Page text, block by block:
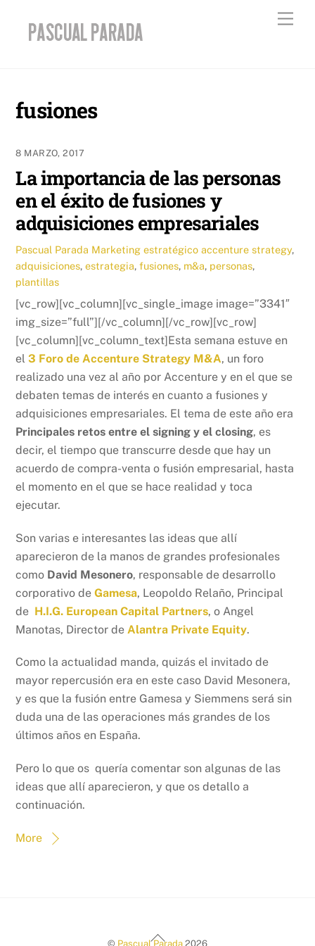
content
fusiones
8 MARZO, 2017
La importancia de las personas
en el éxito de fusiones y
adquisiciones empresariales
Pascual Parada Marketing estratégico accenture strategy,
adquisiciones,estrategia,fusiones, m&a, personas,
plantillas
[vc_row][vc_column][vc_single_image image=”3341″
img_size=”full”][/vc_column][/vc_row][vc_row]
[vc_column][vc_column_text]Esta semana estuve en
el3 Foro de Accenture Strategy M&A, un foro
realizado una vez al año por Accenture y en el que se
debaten temas de interés en cuanto a fusiones y
adquisiciones empresariales. El tema de este año era
Principales retos entre el signing y el closing, es
decir, el tiempo que transcurre desde que hay un
acuerdo de compra-venta o fusión empresarial, hasta
el momento en el que se hace realidad y toca
ejecutar.
Son varias e interesantes las ideas que allí
aparecieron de la manos de grandes profesionales
como David Mesonero, responsable de desarrollo
corporativo deGamesa, Leopoldo Relaño, Principal
de H.I.G. European Capital Partners, o Angel
Manotas, Director de Alantra Private Equity.
Como la actualidad manda, quizás el invitado de
mayor repercusión era en este caso David Mesonera,
y es que la fusión entre Gamesa y Siemmens será sin
duda una de las operaciones más grandes de los
últimos años en España.
Pero lo que os quería comentar son algunas de las
ideas que allí aparecieron, y que os detallo a
continuación.
More
Back
© Pascual Parada 2026